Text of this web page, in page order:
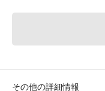
その他の詳細情報